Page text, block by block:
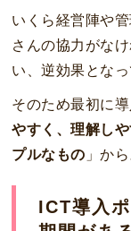
いくら経営陣や
さんの協力がな
い、逆効果となっ
そのため最初に
やすく、理解し
プルなもの 」か
ICT導入